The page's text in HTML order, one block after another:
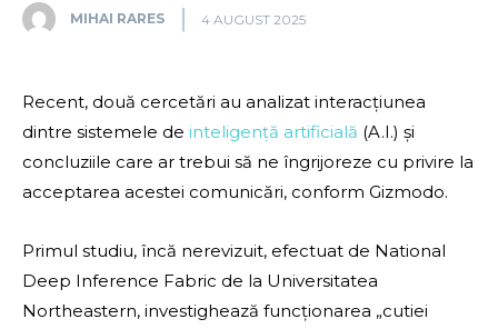
MIHAI RARES 4 AUGUST 2025
Recent, două cercetări au analizat interacțiunea
dintre sistemele de inteligență artificială (A.I.) și
concluziile care ar trebui să ne îngrijoreze cu privire la
acceptarea acestei comunicări, conform Gizmodo.
Primul studiu, încă nerevizuit, efectuat de National
Deep Inference Fabric de la Universitatea
Northeastern, investighează funcționarea „cutiei